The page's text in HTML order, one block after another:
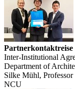
Partnerkontaktreise
Inter-Institutional
Department of
Silke Mühl,
NCU